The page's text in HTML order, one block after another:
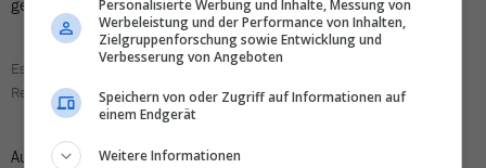
geschätzt», so Amstad.
Essen an der Ferienmesse Bern: Hier integriert in den Stand eines
Reiseveranstalters. Bild: TN
Auch die Kombination mit einer Food-Messe, wie sie den
Personalisierte Werbung und Inhalte, Messung von
Werbeleistung und der Performance von Inhalten,
Zielgruppenforschung sowie Entwicklung und
Verbesserung von Angeboten
Speichern von oder Zugriff auf Informationen auf
einem Endgerät
Weitere Informationen